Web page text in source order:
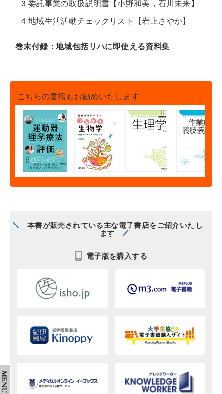
3 委託事業の取扱説明書【小野和美，石川未来】
4 地域生活活動チェックリスト【岩上さやか】
巻末付録：地域包括リハに即使える資料集
こちらの書籍もお勧めいたします
本書が販売されている主な電子書店をご紹介いたし
ます
電子版を購入する